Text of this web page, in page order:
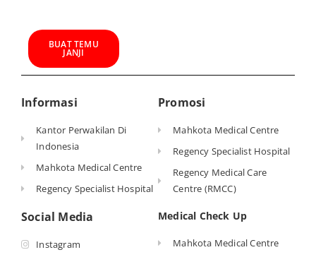
BUAT TEMU
JANJI
Informasi
Kantor Perwakilan Di
Indonesia
Mahkota Medical Centre
Regency Specialist Hospital
Social Media
Instagram
Promosi
Mahkota Medical Centre
Regency Specialist Hospital
Regency Medical Care
Centre (RMCC)
Medical Check Up
Mahkota Medical Centre